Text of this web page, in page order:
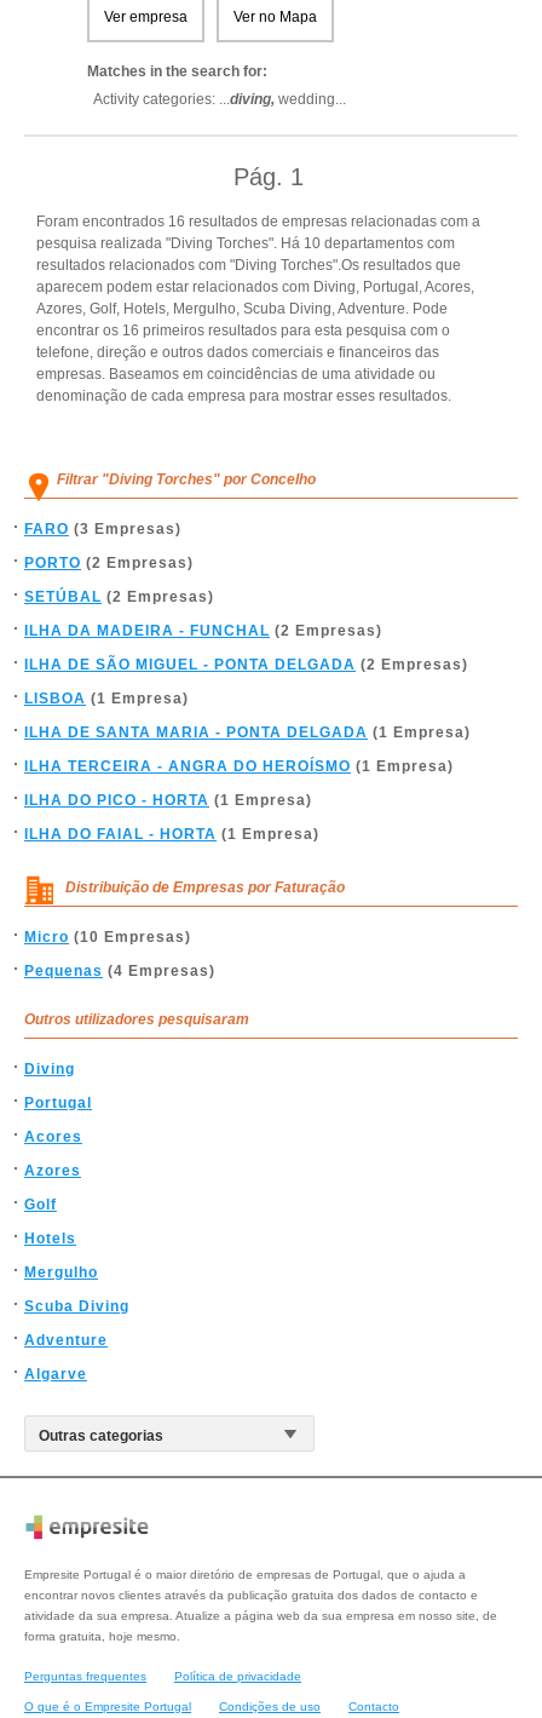
Ver empresa Ver no Mapa
Matches in the search for:
Activity categories: ...diving, wedding...
Pág. 1
Foram encontrados 16 resultados de empresas relacionadas com a
pesquisa realizada "Diving Torches". Há 10 departamentos com
resultados relacionados com "Diving Torches".Os resultados que
aparecem podem estar relacionados com Diving, Portugal, Acores,
Azores, Golf, Hotels, Mergulho, Scuba Diving, Adventure. Pode
encontrar os 16 primeiros resultados para esta pesquisa com o
telefone, direção e outros dados comerciais e financeiros das
empresas. Baseamos em coincidências de uma atividade ou
denominação de cada empresa para mostrar esses resultados.
Filtrar "Diving Torches" por Concelho
FARO (3 Empresas)
PORTO (2 Empresas)
SETÚBAL (2 Empresas)
ILHA DA MADEIRA - FUNCHAL (2 Empresas)
ILHA DE SÃO MIGUEL - PONTA DELGADA (2 Empresas)
LISBOA (1 Empresa)
ILHA DE SANTA MARIA - PONTA DELGADA (1 Empresa)
ILHA TERCEIRA - ANGRA DO HEROÍSMO (1 Empresa)
ILHA DO PICO - HORTA (1 Empresa)
ILHA DO FAIAL - HORTA (1 Empresa)
Distribuição de Empresas por Faturação
Micro (10 Empresas)
Pequenas (4 Empresas)
Outros utilizadores pesquisaram
Diving
Portugal
Acores
Azores
Golf
Hotels
Mergulho
Scuba Diving
Adventure
Algarve
Empresite Portugal é o maior diretório de empresas de Portugal, que o ajuda a
encontrar novos clientes através da publicação gratuita dos dados de contacto e
atividade da sua empresa. Atualize a página web da sua empresa em nosso site, de
forma gratuita, hoje mesmo.
Perguntas frequentes Política de privacidade
O que é o Empresite Portugal Condições de uso Contacto